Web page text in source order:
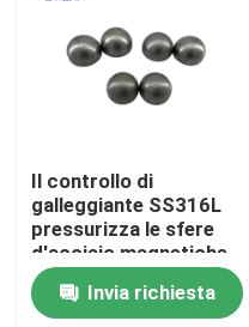
Chi siamo
Contatti
Il controllo di
galleggiante SS316L
pressurizza le sfere
d'acciaio magnetiche
Invia richiesta